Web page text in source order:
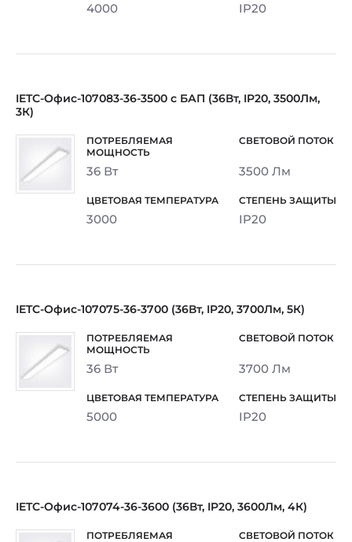
4000 IP20
IETC-Офис-107083-36-3500 с БАП (36Вт, IP20, 3500Лм,
3К)
36 Вт 3500 Лм
3000 IP20
IETC-Офис-107075-36-3700 (36Вт, IP20, 3700Лм, 5К)
36 Вт 3700 Лм
5000 IP20
IETC-Офис-107074-36-3600 (36Вт, IP20, 3600Лм, 4К)